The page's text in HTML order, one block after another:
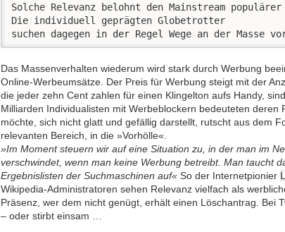
Solche Relevanz belohnt den Mainstream populärer
Die individuell geprägten Globetrotter
suchen dagegen in der Regel Wege an der Masse
Das Massenverhalten wiederum wird stark durch Werbung
Online-Werbeumsätze. Der Preis für Werbung steigt mit der
die jeder zehn Cent zahlen für einen Klingelton aufs Handy,
Milliarden Individualisten mit Werbeblockern bedeuteten deren
möchte, sich nicht glatt und gefällig darstellt, rutscht aus dem
relevanten Bereich, in die »Vorhölle«.
»Im Moment steuern wir auf eine Situation zu, in der man im
verschwindet, wenn man keine Werbung betreibt. Man taucht
Ergebnislisten der Suchmaschinen auf« So der Internetpionier
Wikipedia-Administratoren sehen Relevanz vielfach als
Präsenz, wer dem nicht genügt, erhält einen Löschantrag. Bei
– oder stirbt einsam …